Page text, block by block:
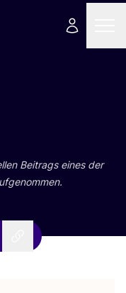
Bei­trags eines der